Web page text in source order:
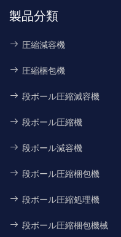
製品分類
圧縮減容機
圧縮梱包機
段ボール圧縮減容機
段ボール圧縮機
段ボール減容機
段ボール圧縮梱包機
段ボール圧縮処理機
段ボール圧縮梱包機械